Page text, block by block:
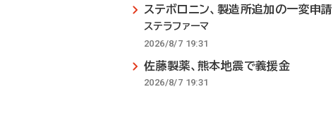
ステボロニン、製造所追加の一変申請
ステラファーマ
2026/8/7 19:31
佐藤製薬、熊本地震で義援金
2026/8/7 19:31